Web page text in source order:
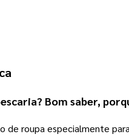
Bom saber,
de roupa especialmente